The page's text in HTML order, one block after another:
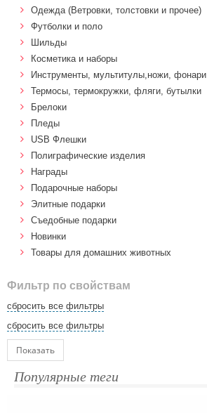
Одежда (Ветровки, толстовки и прочее)
Футболки и поло
Шильды
Косметика и наборы
Инструменты, мультитулы,ножи, фонари
Термосы, термокружки, фляги, бутылки
Брелоки
Пледы
USB Флешки
Полиграфические изделия
Награды
Подарочные наборы
Элитные подарки
Cъедобные подарки
Новинки
Товары для домашних животных
Фильтр по свойствам
сбросить все фильтры
сбросить все фильтры
Показать
Популярные теги